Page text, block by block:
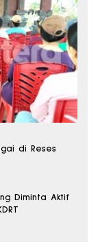
di Reses
Diminta Aktif